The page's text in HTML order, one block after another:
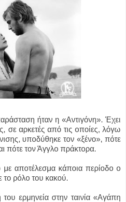
ήταν η «Αντιγόνη». Έχει
σε αρκετές από τις οποίες, λόγω
υποδύθηκε τον «ξένο», πότε
πότε τον Άγγλο πράκτορα.
με αποτέλεσμα κάποια περίοδο ο
το ρόλο του κακού.
του ερμηνεία στην ταινία «Αγάπη